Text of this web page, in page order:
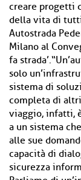
creare progetti
della vita di
Autostrada
Milano al
fa
solo
sistema di
completa di
viaggio, infatti,
a un sistema
alle sue
capacità di
sicurezza